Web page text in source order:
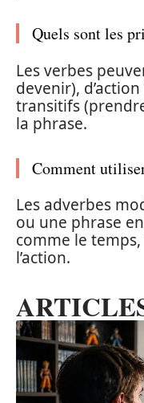
Quels sont les
Les verbes
devenir),
transitifs
la phrase.
Comment
Les adverbes
ou une phrase
comme le
l’action.